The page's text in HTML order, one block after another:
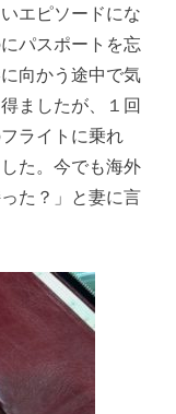
エピソードにな
パスポートを忘
向かう途中で気
ましたが、１回
ライトに乗れ
た。今でも海外
た？」と妻に言